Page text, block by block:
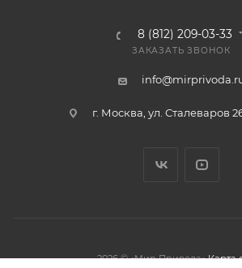
8 (812) 209-03-33
ЗАКАЗАТЬ ЗВОНОК
г. Москва, ул. Сталеваров
2026 © «Мир Привода» Карта